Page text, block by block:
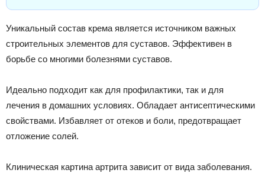
Уникальный состав крема является источником важных
строительных элементов для суставов. Эффективен в
борьбе со многими болезнями суставов.
Идеально подходит как для профилактики, так и для
лечения в домашних условиях. Обладает антисептическими
свойствами. Избавляет от отеков и боли, предотвращает
отложение солей.
Клиническая картина артрита зависит от вида заболевания.